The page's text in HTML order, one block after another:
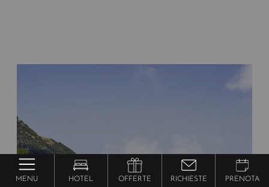
MENU HOTEL OFFERTE RICHIESTE PRENOTA